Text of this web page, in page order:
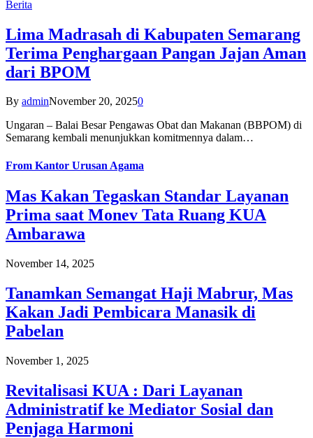
Berita
Lima Madrasah di Kabupaten Semarang
Terima Penghargaan Pangan Jajan Aman
dari BPOM
By adminNovember 20, 20250
Ungaran – Balai Besar Pengawas Obat dan Makanan (BBPOM) di
Semarang kembali menunjukkan komitmennya dalam…
From Kantor Urusan Agama
Mas Kakan Tegaskan Standar Layanan
Prima saat Monev Tata Ruang KUA
Ambarawa
November 14, 2025
Tanamkan Semangat Haji Mabrur, Mas
Kakan Jadi Pembicara Manasik di
Pabelan
November 1, 2025
Revitalisasi KUA : Dari Layanan
Administratif ke Mediator Sosial dan
Penjaga Harmoni